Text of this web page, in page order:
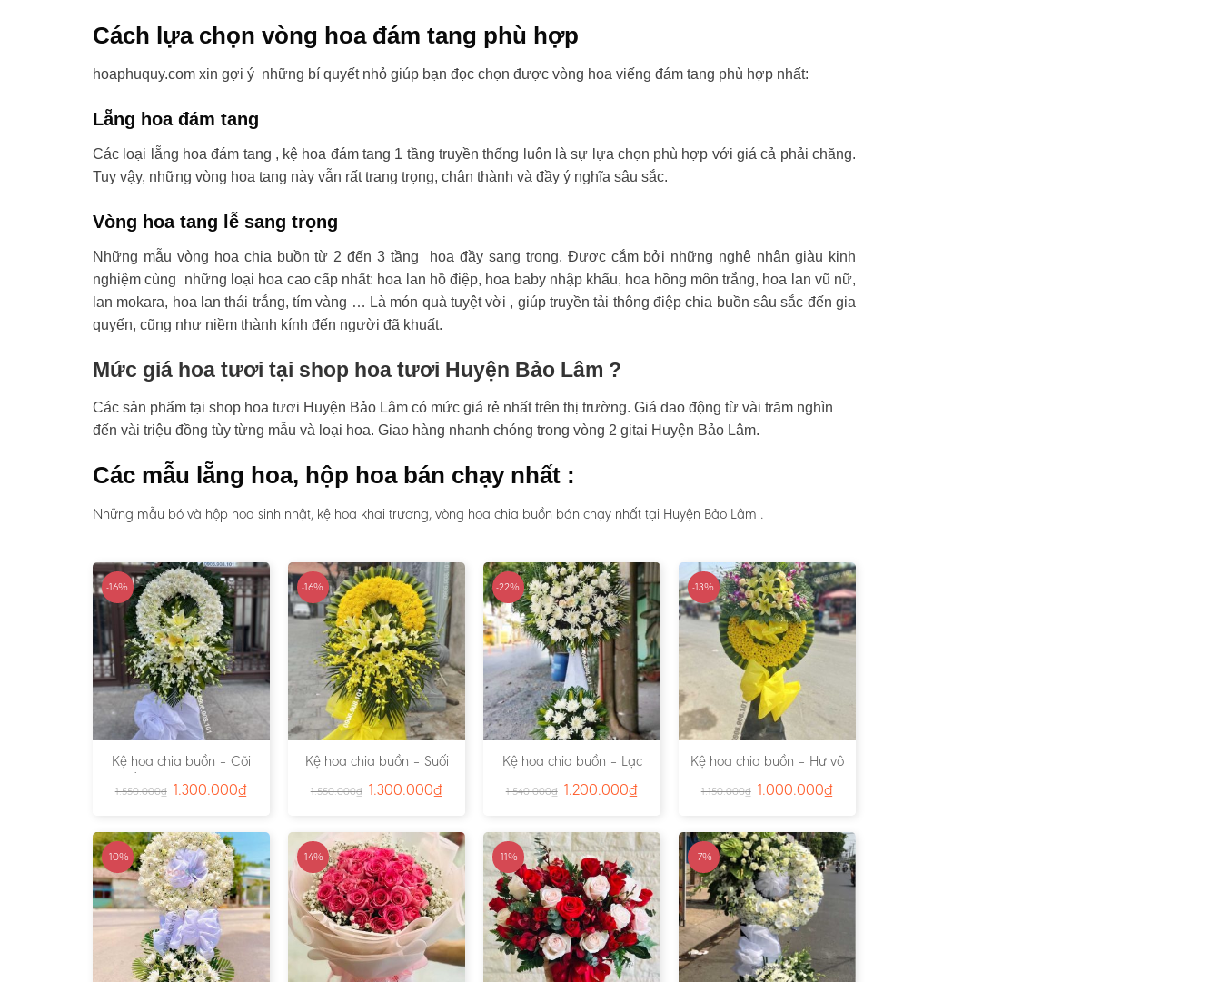
Cách lựa chọn vòng hoa đám tang phù hợp
hoaphuquy.com xin gợi ý những bí quyết nhỏ giúp bạn đọc chọn được vòng hoa viếng đám tang phù hợp nhất:
Lẵng hoa đám tang
Các loại lẵng hoa đám tang , kệ hoa đám tang 1 tầng truyền thống luôn là sự lựa chọn phù hợp với giá cả phải chăng.
Tuy vậy, những vòng hoa tang này vẫn rất trang trọng, chân thành và đầy ý nghĩa sâu sắc.
Vòng hoa tang lễ sang trọng
Những mẫu vòng hoa chia buồn từ 2 đến 3 tầng hoa đầy sang trọng. Được cắm bởi những nghệ nhân giàu kinh
nghiệm cùng những loại hoa cao cấp nhất: hoa lan hồ điệp, hoa baby nhập khẩu, hoa hồng môn trắng, hoa lan vũ nữ,
lan mokara, hoa lan thái trắng, tím vàng … Là món quà tuyệt vời , giúp truyền tải thông điệp chia buồn sâu sắc đến gia
quyến, cũng như niềm thành kính đến người đã khuất.
Mức giá hoa tươi tại shop hoa tươi Huyện Bảo Lâm ?
Các sản phẩm tại shop hoa tươi Huyện Bảo Lâm có mức giá rẻ nhất trên thị trường. Giá dao động từ vài trăm nghìn
đến vài triệu đồng tùy từng mẫu và loại hoa. Giao hàng nhanh chóng trong vòng 2 gitại Huyện Bảo Lâm.
Các mẫu lẵng hoa, hộp hoa bán chạy nhất :
Những mẫu bó và hộp hoa sinh nhật, kệ hoa khai trương, vòng hoa chia buồn bán chạy nhất tại Huyện Bảo Lâm .
-16%
Kệ hoa chia buồn – Cõi
Trần Gian – Ms:4724
1.550.000₫ 1.300.000₫
-16%
Kệ hoa chia buồn – Suối
1.550.000₫ 1.300.000₫
-22%
Kệ hoa chia buồn – Lạc
1.540.000₫ 1.200.000₫
-13%
Kệ hoa chia buồn – Hư vô
1.150.000₫ 1.000.000₫
-10% -14% -11% -7%